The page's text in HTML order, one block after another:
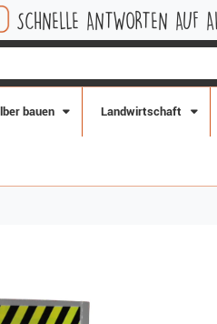
ANTWORTEN AUF ALLE FRAGEN
bauen Landwirtschaft